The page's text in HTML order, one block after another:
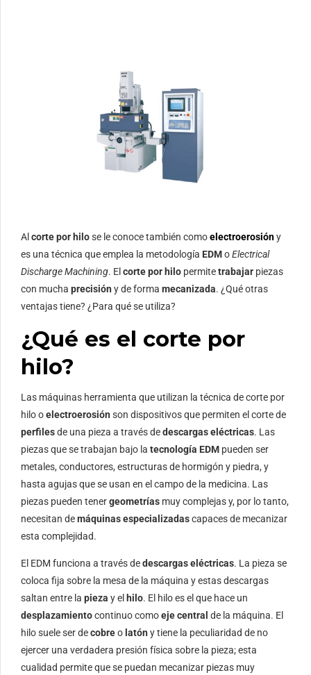
Al corte por hilose le conoce también comoelectroerosióny
es una técnica que emplea la metodología EDMoElectrical
Discharge Machining. El corte por hilo permitetrabajar piezas
con mucha precisión y de forma mecanizada. ¿Qué otras
ventajas tiene? ¿Para qué se utiliza?
¿Qué es el corte por
hilo?
Las máquinas herramienta que utilizan la técnica de corte por
hilo oelectroerosión son dispositivos que permiten el corte de
perfilesde una pieza a través dedescargas eléctricas. Las
piezas que se trabajan bajo la tecnología EDM pueden ser
metales, conductores, estructuras de hormigón y piedra, y
hasta agujas que se usan en el campo de la medicina. Las
piezas pueden tenergeometrías muy complejas y, por lo tanto,
necesitan demáquinas especializadascapaces de mecanizar
esta complejidad.
El EDM funciona a través dedescargas eléctricas. La pieza se
coloca fija sobre la mesa de la máquina y estas descargas
saltan entre la pieza y el hilo. El hilo es el que hace un
desplazamientocontinuo comoeje central de la máquina. El
hilo suele ser decobreo latón y tiene la peculiaridad de no
ejercer una verdadera presión física sobre la pieza; esta
cualidad permite que se puedan mecanizar piezas muy